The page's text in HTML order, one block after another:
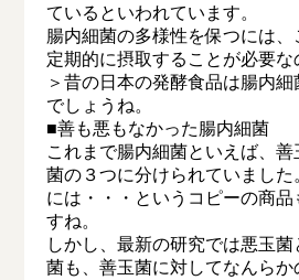
ているといわれています。
腸内細菌の多様性を保つには
定期的に摂取することが必要な
＞昔の日本の発酵食品は腸内
でしょうね。
■善も悪もなかった腸内細菌
これまで腸内細菌といえば、
菌の３つに分けられていました
には・・・というコピーの商品
すね。
しかし、最新の研究では悪玉
菌も、善玉菌に対してなんらか